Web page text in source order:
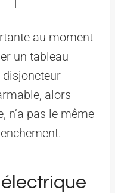
au moment
un tableau
disjoncteur
alors
n’a pas le même